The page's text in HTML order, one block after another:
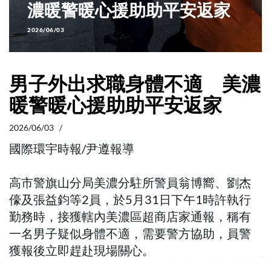
濃暖警暖心援助助平安返家
2026/06/03
男子外出求職身體不適 美濃
暖警暖心援助助平安返家
2026/06/03 /
國際環宇時報/尹遵報導
高市警旗山分局美濃分駐所警員翁博嚮、劉杰
儫及張益鈞等2員，於5月31日下午1時許執行
勤務時，接獲轄內美濃區超商店家通報，稱有
一名男子疑似身體不適，需要警方協助，員警
獲報後立即趕赴現場關心。